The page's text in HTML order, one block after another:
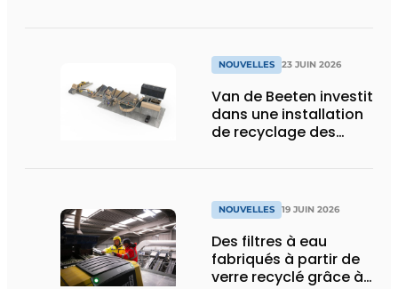
NOUVELLES 23 JUIN 2026
Van de Beeten investit
dans une installation
de recyclage des
objectifs de durabilité
NOUVELLES 19 JUIN 2026
Des filtres à eau
fabriqués à partir de
verre recyclé grâce à